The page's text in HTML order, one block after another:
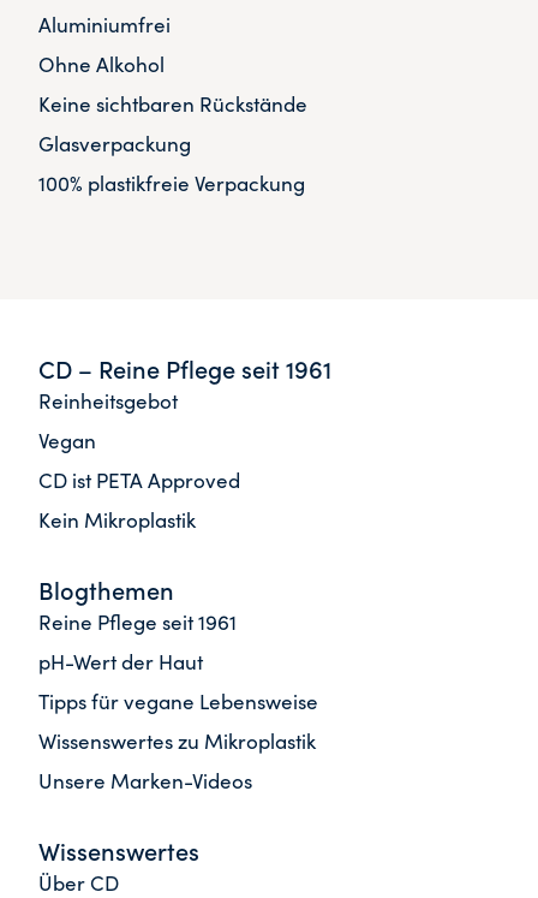
Aluminiumfrei
Ohne Alkohol
Keine sichtbaren Rückstände
Glasverpackung
100% plastikfreie Verpackung
CD – Reine Pflege seit 1961
Reinheitsgebot
Vegan
CD ist PETA Approved
Kein Mikroplastik
Blogthemen
Reine Pflege seit 1961
pH-Wert der Haut
Tipps für vegane Lebensweise
Wissenswertes zu Mikroplastik
Unsere Marken-Videos
Wissenswertes
Über CD